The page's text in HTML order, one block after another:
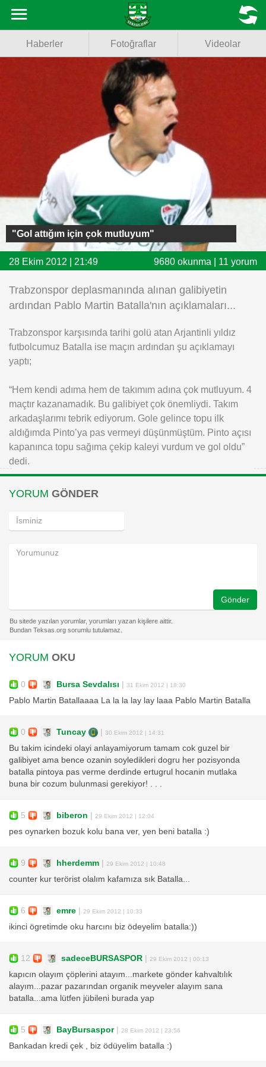
Fotoğraflar
Puan Durumu
Fikstür
Facebook
Twitter
Instagram
iOS
MENU
Haberler Fotoğraflar Videolar
"Gol attığım için çok mutluyum"
28 Ekim 2012 | 21:49 9680 okunma | 11 yorum
Trabzonspor deplasmanında alınan galibiyetin
ardından Pablo Martin Batalla'nın açıklamaları...
Trabzonspor karşısında tarihi golü atan Arjantinli yıldız
futbolcumuz Batalla ise maçın ardından şu açıklamayı
yaptı;
“Hem kendi adıma hem de takımım adına çok mutluyum. 4
maçtır kazanamadık. Bu galibiyet çok önemliydi. Takım
arkadaşlarımı tebrik ediyorum. Gole gelince topu ilk
aldığımda Pinto’ya pas vermeyi düşünmüştüm. Pinto açısı
kapanınca topu sağıma çekip kaleyi vurdum ve gol oldu”
dedi.
YORUM GÖNDER
Gönder
YORUM OKU
0 Bursa Sevdalısı | 31 Ekim 2012 | 18:30
Pablo Martin Batallaaaa La la la lay lay laaa Pablo Martin Batalla
0 Tuncay | 30 Ekim 2012 | 14:31
Bu takim icindeki olayi anlayamiyorum tamam cok guzel bir
galibiyet ama bence ozanin soyledikleri dogru her pozisyonda
batalla pintoya pas verme derdinde ertugrul hocanin mutlaka
buna bir cozum bulunmasi gerekiyor! . . .
5 biberon | 29 Ekim 2012 | 12:04
pes oynarken bozuk kolu bana ver, yen beni batalla :)
9 hherdemm | 29 Ekim 2012 | 10:48
counter kur terörist olalım kafamıza sık Batalla...
6 emre | 29 Ekim 2012 | 10:33
ikinci ögretimde oku harcını biz ödeyelim batalla:))
12 sadeceBURSASPOR | 29 Ekim 2012 | 00:13
kapıcın olayım çöplerini atayım...markete gönder kahvaltılık
alayım...pazar pazarından organik meyveler alayım sana
batalla...ama lütfen jübileni burada yap
5 BayBursaspor| 28 Ekim 2012 | 23:56
Bankadan kredi çek , biz ödüyelim batalla :)